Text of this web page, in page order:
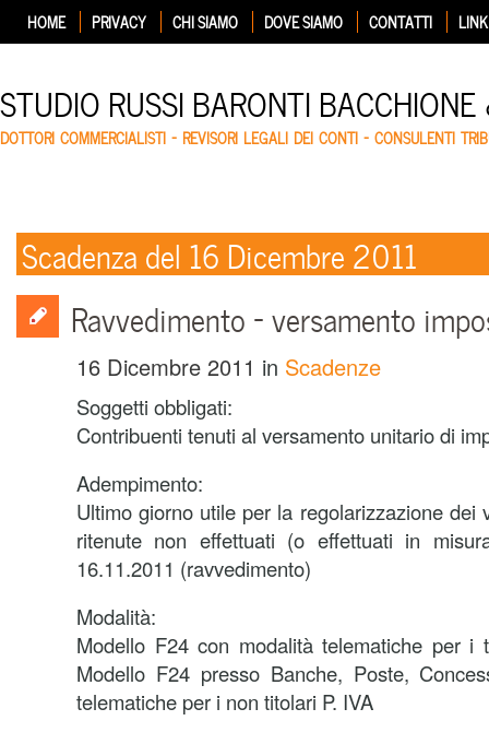
HOME PRIVACY CHI SIAMO DOVE SIAMO CONTATTI LINK
STUDIO RUSSI BARONTI
DOTTORI COMMERCIALISTI – REVISORI LEGALI DEI CONTI – CONSULENTI
Scadenza del 16 Dicembre 2011
Ravvedimento – versamento
16 Dicembre 2011 in Scadenze
Soggetti obbligati:
Contribuenti tenuti al versamento unitario di
Adempimento:
Ultimo giorno utile per la regolarizzazione dei
ritenute non effettuati (o effettuati in
16.11.2011 (ravvedimento)
Modalità:
Modello F24 con modalità telematiche per i
Modello F24 presso Banche, Poste,
telematiche per i non titolari P. IVA